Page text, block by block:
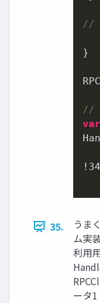
//
}
//
var
! 34
35.
うま
ム実
利⽤
ータ